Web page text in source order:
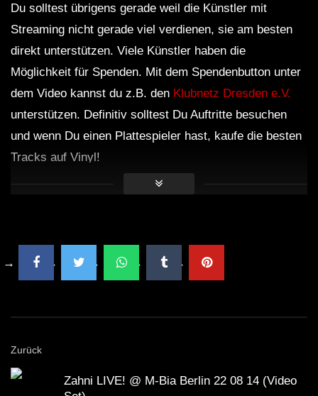
Du solltest übrigens gerade weil die Künstler mit
Streaming nicht gerade viel verdienen, sie am besten
direkt unterstützen. Viele Künstler haben die
Möglichkeit für Spenden. Mit dem Spendenbutton unter
dem Video kannst du z.B. den Klubnetz Dresden e.V.
unterstützen. Definitiv solltest Du Auftritte besuchen
und wenn Du einen Plattespieler hast, kaufe die besten
Tracks auf Vinyl!
Zurück
Zahni LIVE! @ M-Bia Berlin 22 08 14 (Video